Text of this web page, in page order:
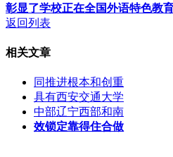
彰显了学校正在全国外语特色教
返回列表
相关文章
同推进根本和创重
具有西安交通大学
中部辽宁西部和南
效锁定靠得住合做